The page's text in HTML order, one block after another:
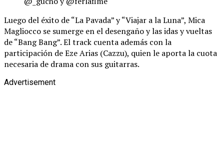
Luego del éxito de “La Pavada” y “Viajar a la Luna”, Mica
Magliocco se sumerge en el desengaño y las idas y vueltas
de “Bang Bang”. El track cuenta además con la
participación de Eze Arias (Cazzu), quien le aporta la cuota
necesaria de drama con sus guitarras.
Advertisement